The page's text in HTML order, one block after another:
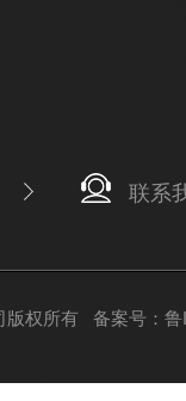
联系
版权所有 备案号：